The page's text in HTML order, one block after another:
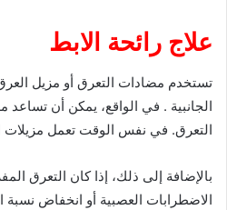
علاج رائحة الابط
تستخدم مضادات التعرق أو مزيل
الجانبية . في الواقع، يمكن أن
التعرق. في نفس الوقت تعمل مزيلات
بالإضافة إلى ذلك، إذا كان التعرق
الاضطرابات العصبية أو انخفاض